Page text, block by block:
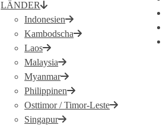
LÄNDER
Indonesien
Kambodscha
Laos
Malaysia
Myanmar
Philippinen
Osttimor / Timor-Leste
Singapur